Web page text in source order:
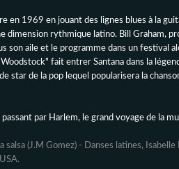
en 1969 en jouant des lignes blues à la
dimension rythmique latino. Bill Graham,
son aile et le programme dans un festival
fait entrer Santana dans la
star de la pop lequel popularisera la
par Harlem, le grand voyage de la
salsa (J.M Gomez) - Danses latines,